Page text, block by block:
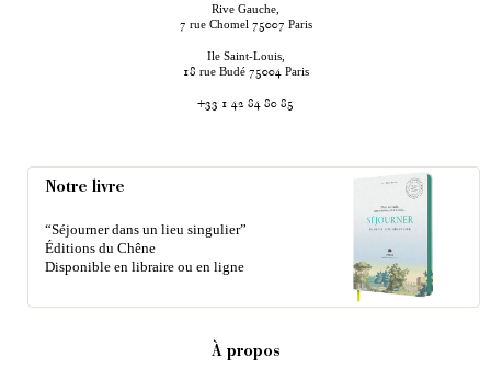
Rive Gauche,
7 rue Chomel 75007 Paris
Ile Saint-Louis,
18 rue Budé 75004 Paris
+33 1 42 84 80 85
Notre livre
“Séjourner dans un lieu singulier”
Éditions du Chêne
Disponible en libraire ou en ligne
À propos